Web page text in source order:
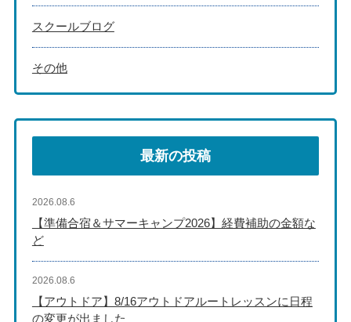
スクールブログ
その他
最新の投稿
【準備合宿＆サマーキャンプ2026】経費補助の金額な
ど
2026.08.6
【アウトドア】8/16アウトドアルートレッスンに日程
の変更が出ました
2026.08.6